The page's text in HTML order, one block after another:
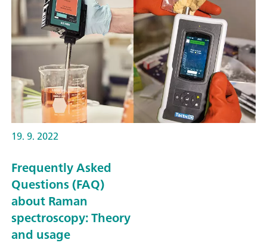
19. 9. 2022
Frequently Asked
Questions (FAQ)
about Raman
spectroscopy: Theory
and usage